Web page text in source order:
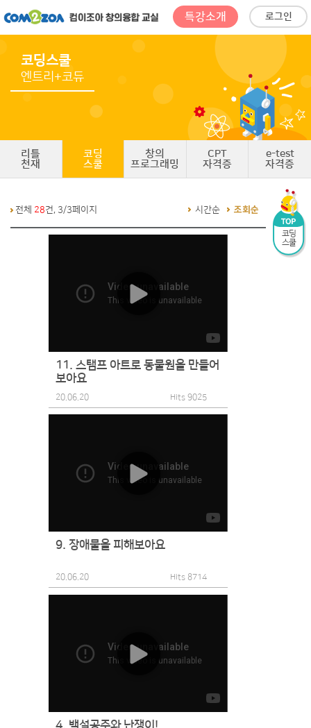
특강소개 로그인
코딩스쿨
엔트리+코듀
리틀
천재
코딩
스쿨
창의
프로그래밍
CPT
자격증
e-test
자격증
전체 28건, 3/3페이지 시간순 조회순
11. 스탬프 아트로 동물원을 만들어
보아요
20.06.20 Hits 9025
9. 장애물을 피해보아요
20.06.20 Hits 8714
4. 백설공주와 난쟁이!
코딩
스쿨